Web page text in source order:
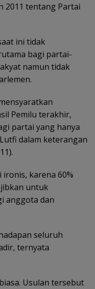
2011 tentang Partai
ini tidak
bagi partai-
namun tidak
Pemilu terakhir,
partai yang hanya
dalam keterangan
karena 60%
untuk
anggota dan
seluruh
ternyata
Usulan tersebut